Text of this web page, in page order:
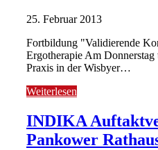
25. Februar 2013
Fortbildung "Validierende
Ergotherapie Am
Praxis in der Wisbyer…
Weiterlesen
INDIKA
Pankower